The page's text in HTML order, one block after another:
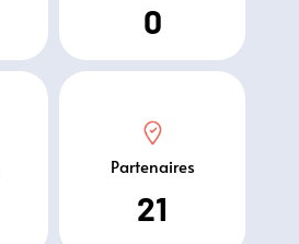
0
Partenaires
21